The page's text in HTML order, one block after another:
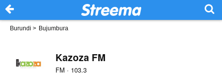
Burundi > Bujumbura
Kazoza FM
FM · 103.3